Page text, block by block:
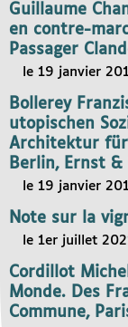
Guillaume
en contre-
Passager
le 19 janvier
Bollerey
utopischen
Architektur für
Berlin, Ernst &
le 19 janvier
Note sur la
le 1er juillet
Cordillot
Monde. Des
Commune,